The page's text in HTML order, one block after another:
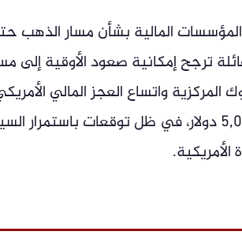
المركزية واتساع العجز المالي
الذهب قد يستقر قرب 4,900 إلى 5,000 دولار، في ظل